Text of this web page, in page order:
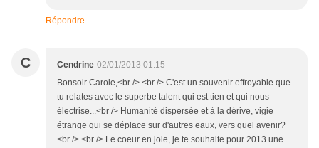
Répondre
C Cendrine 02/01/2013 01:15
Bonsoir Carole,<br /> <br /> C'est un souvenir effroyable que
tu relates avec le superbe talent qui est tien et qui nous
électrise...<br /> Humanité dispersée et à la dérive, vigie
étrange qui se déplace sur d'autres eaux, vers quel avenir?
<br /> <br /> Le coeur en joie, je te souhaite pour 2013 une